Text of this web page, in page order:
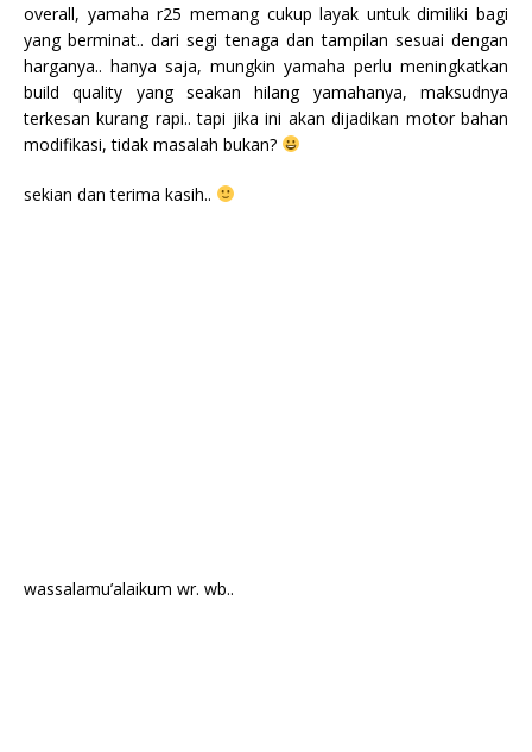
overall, yamaha r25 memang cukup layak untuk dimiliki bagi
yang berminat.. dari segi tenaga dan tampilan sesuai dengan
harganya.. hanya saja, mungkin yamaha perlu meningkatkan
build quality yang seakan hilang yamahanya, maksudnya
terkesan kurang rapi.. tapi jika ini akan dijadikan motor bahan
modifikasi, tidak masalah bukan?
sekian dan terima kasih..
wassalamu’alaikum wr. wb..